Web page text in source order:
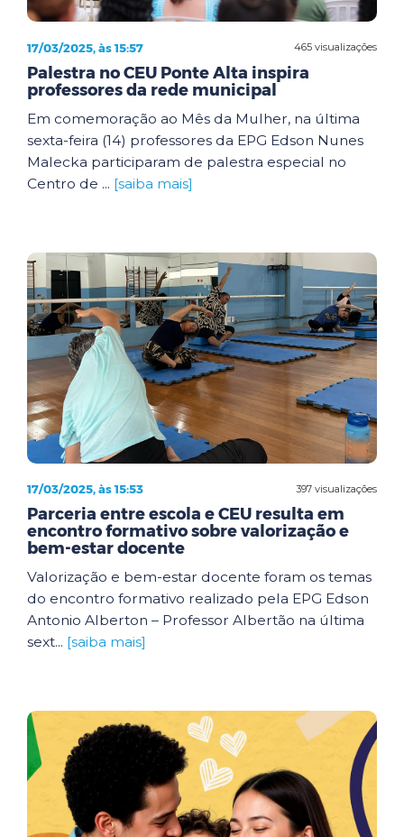
465 visualizações
17/03/2025, às 15:57
Palestra no CEU Ponte Alta inspira
professores da rede municipal
Em comemoração ao Mês da Mulher, na última
sexta-feira (14) professores da EPG Edson Nunes
Malecka participaram de palestra especial no
Centro de ... [saiba mais]
397 visualizações
17/03/2025, às 15:53
Parceria entre escola e CEU resulta em
encontro formativo sobre valorização e
bem-estar docente
Valorização e bem-estar docente foram os temas
do encontro formativo realizado pela EPG Edson
Antonio Alberton – Professor Albertão na última
sext... [saiba mais]